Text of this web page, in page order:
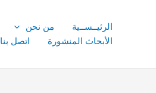
الرئيــســية من نحن
الأبحاث المنشورة
اتصل بنا